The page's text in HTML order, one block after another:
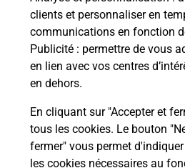
clients et personnaliser en
communications en fonction
Publicité : permettre de vous
en lien avec vos centres
en dehors.
En cliquant sur "Accepter et
tous les cookies. Le bouton
fermer" vous permet
les cookies nécessaires au
Ouvert 24h/24
En savoir plus
Loire ST ETIENNE